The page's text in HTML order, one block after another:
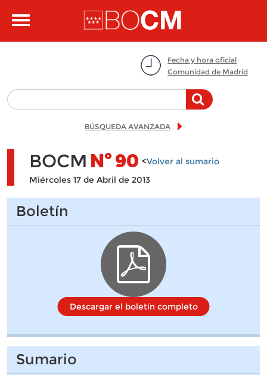
Toggle
Fecha y hora oficial
Comunidad de Madrid
BÚSQUEDA AVANZADA
BOCM Nº90 <Volver al sumario
Miércoles 17 de Abril de 2013
Boletín
Descargar el boletín completo
Sumario